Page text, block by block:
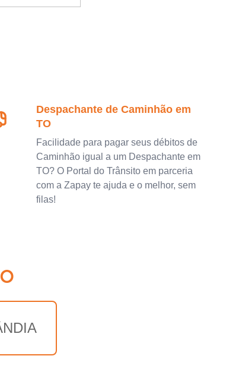
Despachante de Caminhão em
TO
Facilidade para pagar seus débitos de
Caminhão igual a um Despachante em
TO? O Portal do Trânsito em parceria
com a Zapay te ajuda e o melhor, sem
filas!